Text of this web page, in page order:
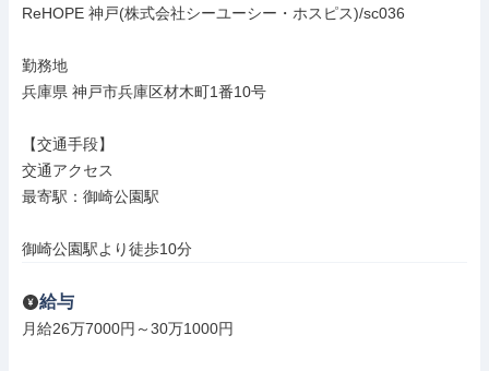
ReHOPE 神戸(株式会社シーユーシー・ホスピス)/sc036
勤務地
兵庫県 神戸市兵庫区材木町1番10号
【交通手段】
交通アクセス
最寄駅：御崎公園駅
御崎公園駅より徒歩10分
給与
月給26万7000円～30万1000円